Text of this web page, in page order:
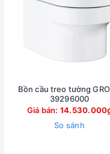
Bồn cầu treo tường
39296000
Giá bán:
So sánh